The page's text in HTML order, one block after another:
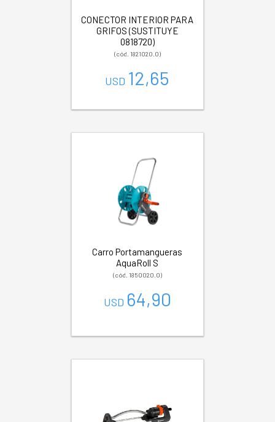
CONECTOR INTERIOR PARA
GRIFOS (SUSTITUYE
0818720)
(cód. 1821020.0)
USD 12,65
Carro Portamangueras
AquaRoll S
(cód. 1850020.0)
USD 64,90